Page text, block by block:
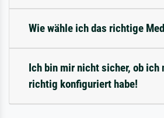
Wie wähle ich das richtige
Ich bin mir nicht sicher, ob ich
richtig konfiguriert habe!